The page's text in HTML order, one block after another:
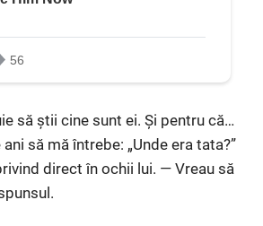
să știi cine sunt ei. Și pentru că…
să mă întrebe: „Unde era tata?”
direct în ochii lui. — Vreau să